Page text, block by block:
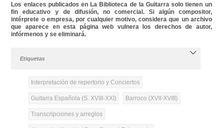
Los enlaces publicados en La Biblioteca de la Guitarra solo tienen un
fin educativo y de difusión, no comercial. Si algún compositor,
intérprete o empresa, por cualquier motivo, considera que un archivo
que aparece en esta página web vulnera los derechos de autor,
infórmenos y se eliminará.
Etiquetas
Interpretación de repertorio y Conciertos
Guitarra Española (S. XVIII-XXI) Barroco (XVII-XVIII)
Transcripciones y arreglos